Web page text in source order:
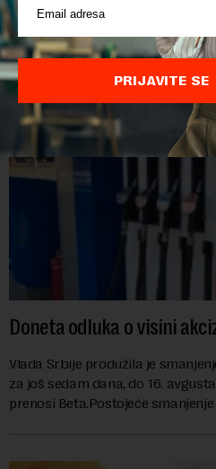
direktora Telekoma Srbije
osobom i trajno mu zabranilo
Kosovu, navodeći kao razlog
Doneta odluka o visini
Vlada Srbije produžila je
za još sedam dana, do 16.
prenosi Beta.Postojeće
PRIJAVITE SE